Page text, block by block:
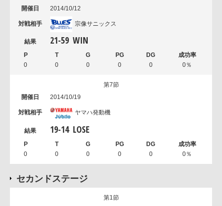
2014/10/12
宗像サニックス
21-59 WIN
0 0 0 0 0 0％
第7節
2014/10/19
ヤマハ発動機
19-14 LOSE
0 0 0 0 0 0％
セカンドステージ
第1節